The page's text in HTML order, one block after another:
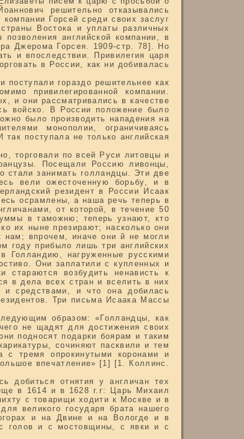
решительно отказывались
Горсей среди своих заслуг
Востока и уплаты различных
английской компании, в
Джерома Горсея. 1909-стр. 78]. Но
и впоследствии. Привилегия царя
в России, как ни добивалась
поступали гораздо решительнее как
привилегированной компании.
и они рассматривались в качестве
войско. В России положение было
было производить нападения на
монополии, ограничиваясь
поступала не только английская
торговали по всей Руси литовцы и
Посещали Россию ливонцы,
стали занимать голландцы. Эти две
вели ожесточенную борьбу, и в
резидент в России Исаак
осрамлены, а наша речь теперь в
от которой, в течение 50
в таможню; теперь узнают, кто
их ныне презирают; насколько они
нам; впрочем, иначе они й не могли
году прибыло лишь три английских
Голландию, нагруженные русскими
Они заплатили с купленных и
возбудить ненависть к
в дела всех стран и вселить в них
и средствами, и что она добилась
Три письма Исаака Массы
образом: «Голландцы, как
не щадят для достижения своих
подносят подарки боярам и таким
сочиняют пасквили и тем
с тремя опрокинутыми коронами и
впечатление» [1] [1. Коллинс.
добиться отнятия у англичан тех
в 1614 и в 1628 г.г: Царь Михаил
с товарищи ходити к Москве и в
великого государя брата нашего
и на Двине и на Вологде и в
голов и с мостовщины, с явки и с